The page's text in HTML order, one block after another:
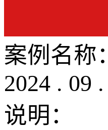
案例名称：
2024 . 09 .
说明：